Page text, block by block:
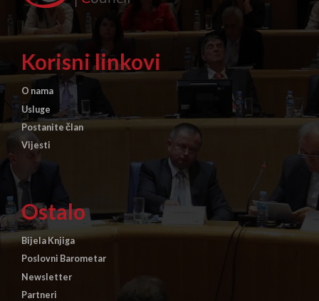
Korisni linkovi
O nama
Usluge
Postanite član
Vijesti
Ostalo
Bijela Knjiga
Poslovni Barometar
Newsletter
Partneri